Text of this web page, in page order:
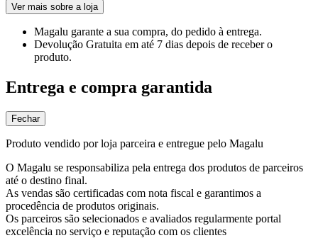
Ver mais sobre a loja
Magalu garante a sua compra, do pedido à entrega.
Devolução Gratuita em até 7 dias depois de receber o
produto.
Entrega e compra garantida
Fechar
Produto vendido por loja parceira e entregue pelo Magalu
O Magalu se responsabiliza pela entrega dos produtos de parceiros
até o destino final.
As vendas são certificadas com nota fiscal e garantimos a
procedência de produtos originais.
Os parceiros são selecionados e avaliados regularmente portal
excelência no serviço e reputação com os clientes